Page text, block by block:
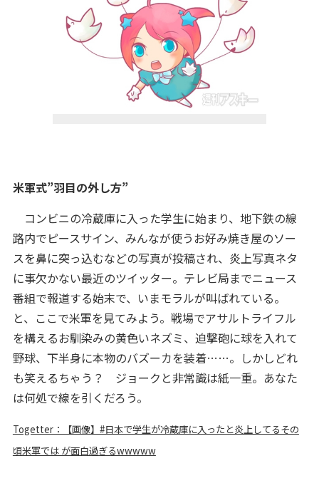
米軍式”羽目の外し方”
コンビニの冷蔵庫に入った学生に始まり、地下鉄の線
路内でピースサイン、みんなが使うお好み焼き屋のソー
スを鼻に突っ込むなどの写真が投稿され、炎上写真ネタ
に事欠かない最近のツイッター。テレビ局までニュース
番組で報道する始末で、いまモラルが叫ばれている。
と、ここで米軍を見てみよう。戦場でアサルトライフル
を構えるお馴染みの黄色いネズミ、迫撃砲に球を入れて
野球、下半身に本物のバズーカを装着……。しかしどれ
も笑えるちゃう？ ジョークと非常識は紙一重。あなた
は何処で線を引くだろう。
Togetter：【画像】#日本で学生が冷蔵庫に入ったと炎上してるその
頃米軍では が面白過ぎるwwwww